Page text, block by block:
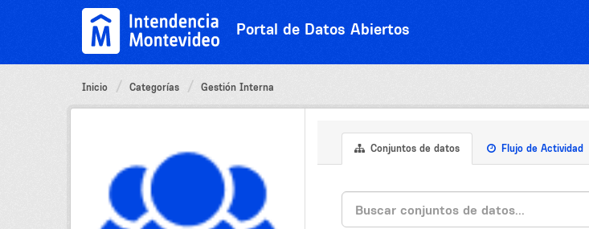
Portal de Datos Abiertos
Inicio Categorías Gestión Interna
Conjuntos de datos Flujo de Actividad